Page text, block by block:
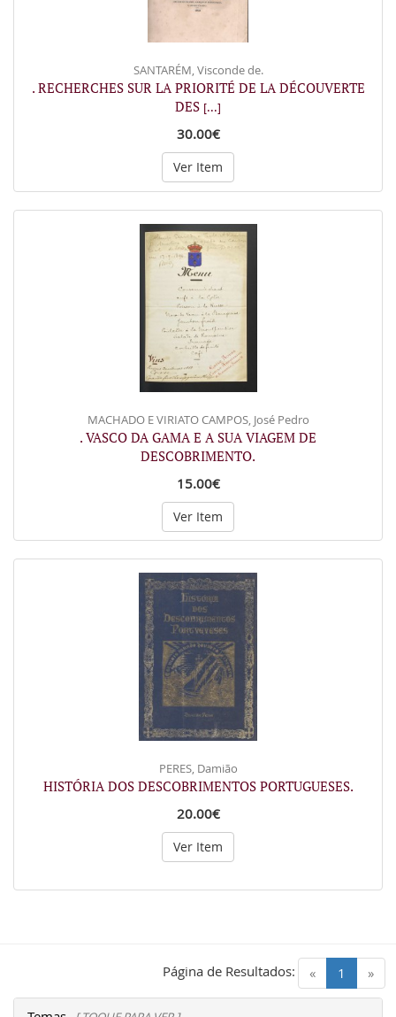
SANTARÉM, Visconde de.
. RECHERCHES SUR LA PRIORITÉ DE LA DÉCOUVERTE
DES [...]
30.00€
Ver Item
MACHADO E VIRIATO CAMPOS, José Pedro
. VASCO DA GAMA E A SUA VIAGEM DE
DESCOBRIMENTO.
15.00€
Ver Item
PERES, Damião
HISTÓRIA DOS DESCOBRIMENTOS PORTUGUESES.
20.00€
Ver Item
« 1 (current)
»
Página de Resultados: